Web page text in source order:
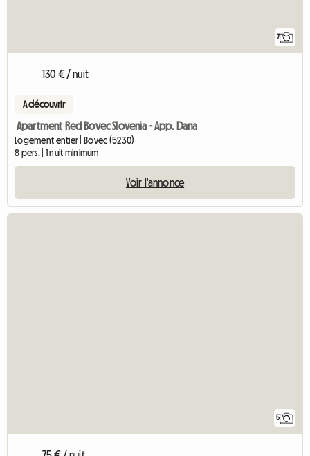
7
130 € / nuit
A découvrir
Apartment Red Bovec Slovenia - App. Dana
Logement entier | Bovec (5230)
8 pers. | 1 nuit minimum
Voir l'annonce
5